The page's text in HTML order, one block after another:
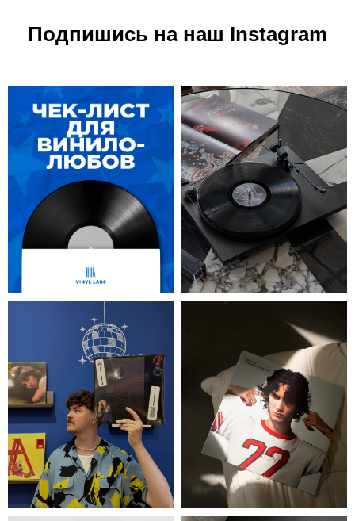
Подпишись на наш Instagram